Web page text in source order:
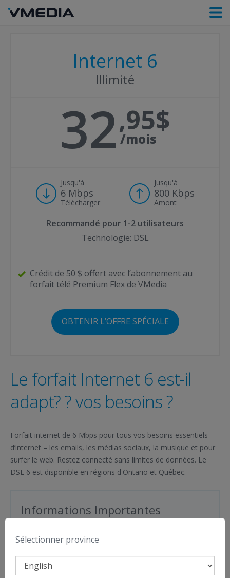
Sélectionner province
Internet 6
Illimité
32 95
/mois
Jusqu'à
6 Mbps
Télécharger
Jusqu'à
800 Kbps
Amont
Recommandé pour 1-2 utilisateurs
Technologie: DSL
Crédit de 50 $ offert avec l’abonnement au
forfait télé Premium Flex de VMedia
OBTENIR L’OFFRE SPÉCIALE
Le forfait Internet 6 est-il
adapt? ? vos besoins ?
Forfait internet de 6 Mbps pour tous vos besoins essentiels
d’internet – les emails, les médias sociaux, la musique et pour
surfer le web. Restez connecté sans limites de données. Le
DSL 6 est disponible en régions d'Ontario et Québec.
Informations Importantes
forfait télé Premium Flex de VMedia
Afficher